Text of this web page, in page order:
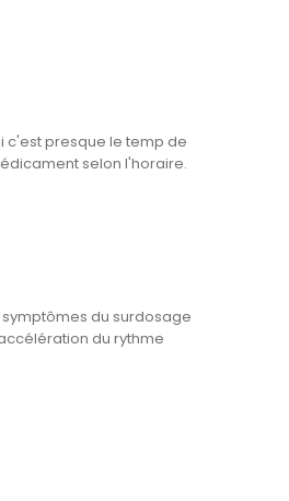
c'est presque le temp de
selon l'horaire.
du surdosage
du rythme